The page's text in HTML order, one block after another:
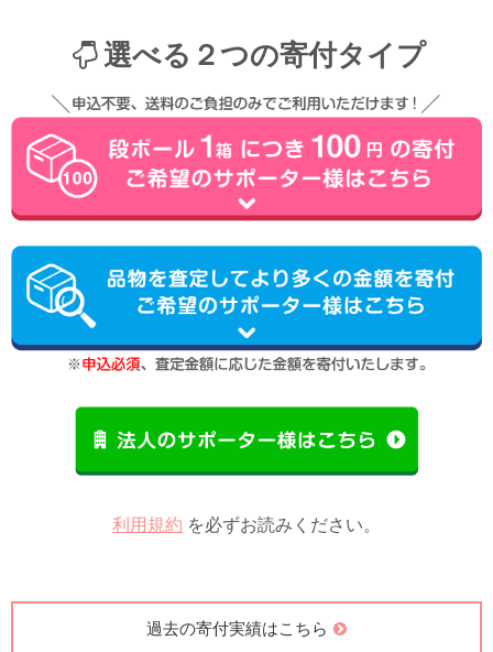
選べる２つの寄付タイプ
利用規約 を必ずお読みください。
過去の寄付実績はこちら